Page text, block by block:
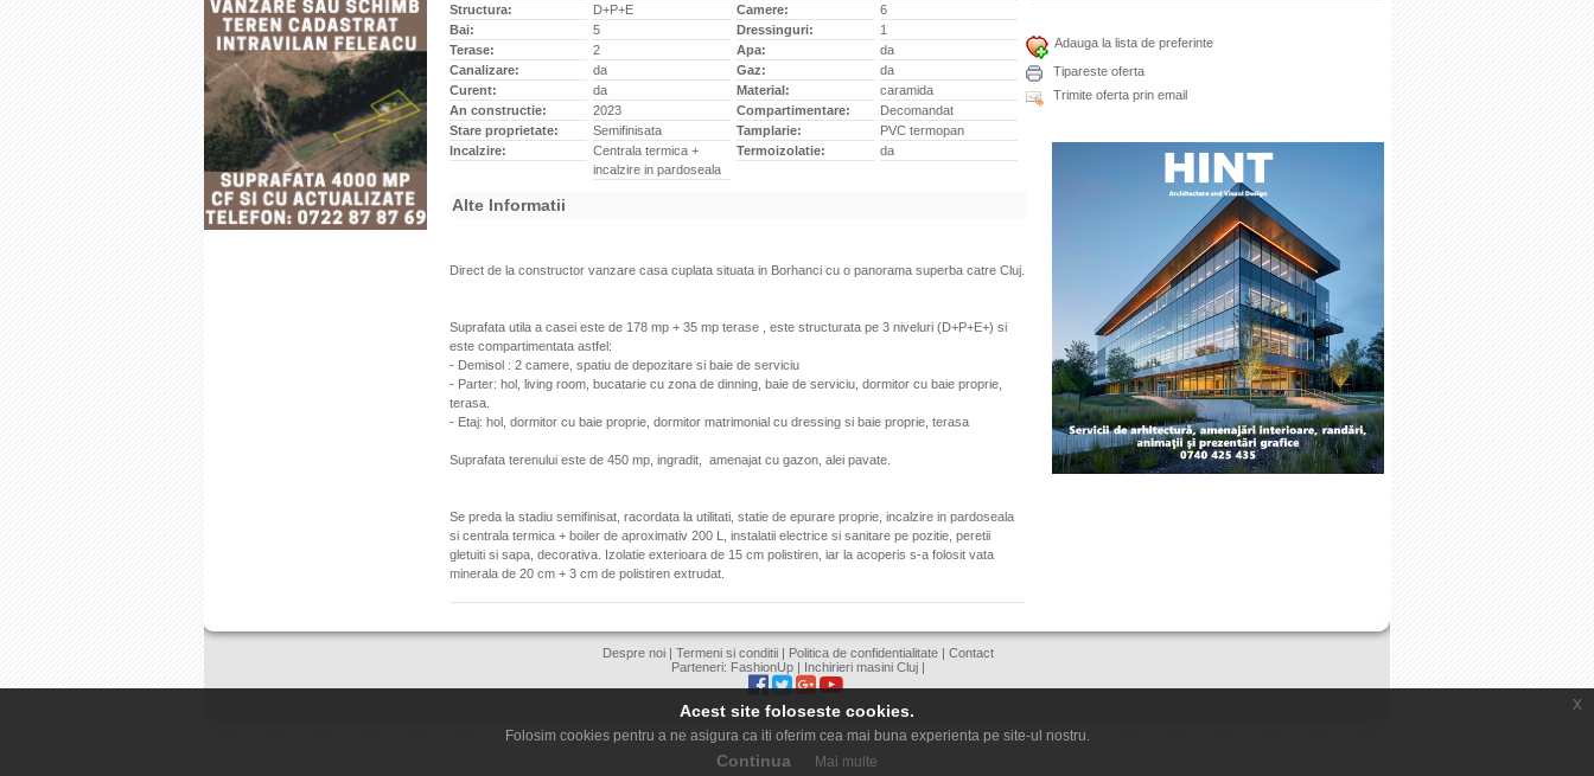
Structura:
D+P+E Camere:
6
Bai:
5 Dressinguri:
1
Terase:
2 Apa:
da
Canalizare:
da Gaz:
da
Curent:
da Material:
caramida
An constructie:
2023 Compartimentare:
Decomandat
Stare proprietate:
Semifinisata Tamplarie:
PVC termopan
Incalzire:
Centrala termica +
incalzire in pardoseala
Termoizolatie: da
Alte Informatii
Direct de la constructor vanzare casa cuplata situata in Borhanci cu o panorama superba catre Cluj.
Suprafata utila a casei este de 178 mp + 35 mp terase , este structurata pe 3 niveluri (D+P+E+) si
este compartimentata astfel:
- Demisol : 2 camere, spatiu de depozitare si baie de serviciu
- Parter: hol, living room, bucatarie cu zona de dinning, baie de serviciu, dormitor cu baie proprie,
terasa
- Etaj: hol, dormitor cu baie proprie, dormitor matrimonial cu dressing si baie proprie, terasa
Suprafata terenului este de 450 mp, ingradit, amenajat cu gazon, alei pavate.
Se preda la stadiu semifinisat, racordata la utilitati, statie de epurare proprie, incalzire in pardoseala
si centrala termica + boiler de aproximativ 200 L, instalatii electrice si sanitare pe pozitie, peretii
gletuiti si sapa, decorativa. Izolatie exterioara de 15 cm polistiren, iar la acoperis s-a folosit vata
minerala de 20 cm + 3 cm de polistiren extrudat.
Adauga la lista de preferinte
Tipareste oferta
Trimite oferta prin email
Despre noi| Termeni si conditii| Politica de confidentialitate| Contact
Parteneri: FashionUp| Inchirieri masini Cluj|
Acest site foloseste cookies.
Folosim cookies pentru a ne asigura ca iti oferim cea mai buna experienta pe site-ul nostru.
Continua Mai multe
x